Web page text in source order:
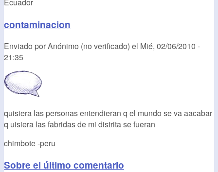
Ecuador
contaminacion
Enviado porAnónimo (no verificado) el Mié, 02/06/2010 -
21:35
quisiera las personas entendieran q el mundo se va aacabar
q uisiera las fabridas de mi distrita se fueran
chimbote -peru
Sobre el último comentario